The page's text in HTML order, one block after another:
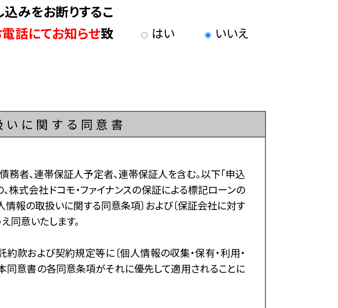
みをお断りするこ
話にてお知らせ致
はい いいえ
に関する同意書
者、連帯保証人予定者、連帯保証人を含む。以下「申込
、株式会社ドコモ・ファイナンスの保証による標記ローンの
報の取扱いに関する同意条項〕および〔保証会社に対す
同意いたします。
款および契約規定等に〔個人情報の収集・保有・利用・
同意書の各同意条項がそれに優先して適用されることに